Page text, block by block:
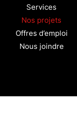
Services
Nos projets
Offres d’emploi
Nous joindre